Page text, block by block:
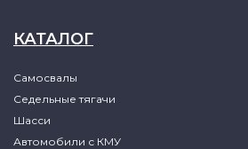
КАТАЛОГ
Самосвалы
Седельные тягачи
Шасси
Автомобили с КМУ